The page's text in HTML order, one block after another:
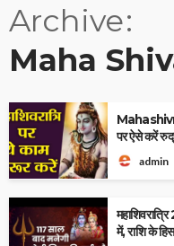
Archive
Maha
पर ऐसे करें
admin
में, राशि के